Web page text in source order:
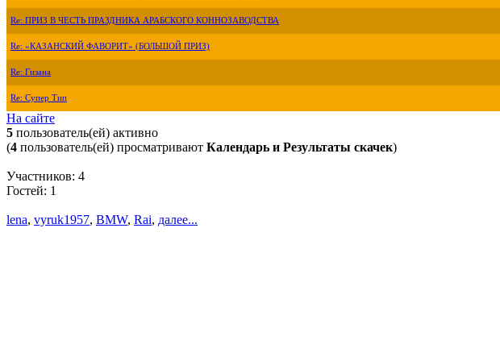
Re: ПРИЗ В ЧЕСТЬ ПРАЗДНИКА АРАБСКОГО КОННОЗАВОДСТВА
Re: «КАЗАНСКИЙ ФАВОРИТ» (БОЛЬШОЙ ПРИЗ)
Re: Гизана
Re: Супер Тип
На сайте
5 пользователь(ей) активно
(4 пользователь(ей) просматривают Календарь и Результаты скачек)
Участников: 4
Гостей: 1
lena, vyruk1957, BMW, Rai, далее...